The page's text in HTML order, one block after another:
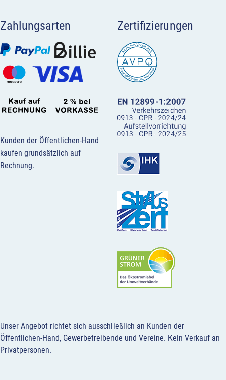
Zahlungsarten
Kunden der Öffentlichen-Hand
kaufen grundsätzlich auf
Rechnung.
Zertifizierungen
Unser Angebot richtet sich ausschließlich an Kunden der
Öffentlichen-Hand, Gewerbetreibende und Vereine. Kein Verkauf an
Privatpersonen.